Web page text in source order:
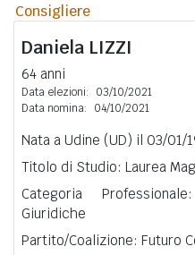
Consigliere
Daniela LIZZI
64 anni
Data elezioni:
03/10/2021
Data nomina:
04/10/2021
Nata a Udine (UD) il 03/01/
Titolo di Studio: Laurea
Categoria
Giuridiche
Partito/Coalizione: Futuro